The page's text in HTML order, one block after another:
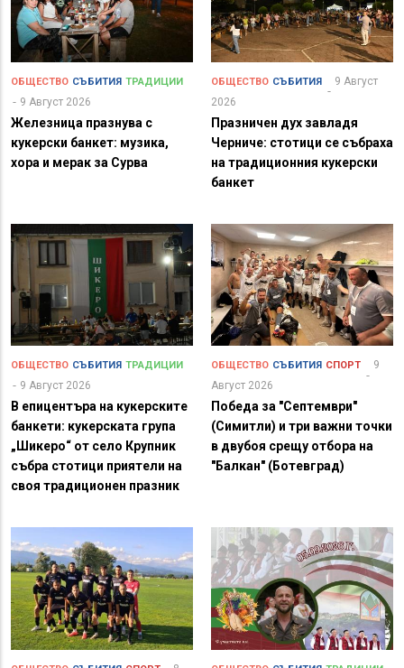
ОБЩЕСТВО СЪБИТИЯ ТРАДИЦИИ
9 Август 2026
Железница празнува с
кукерски банкет: музика,
хора и мерак за Сурва
ОБЩЕСТВО СЪБИТИЯ
9 Август
2026
Празничен дух завладя
Черниче: стотици се събраха
на традиционния кукерски
банкет
ОБЩЕСТВО СЪБИТИЯ ТРАДИЦИИ
9 Август 2026
В епицентъра на кукерските
банкети: кукерската група
„Шикеро“ от село Крупник
събра стотици приятели на
своя традиционен празник
ОБЩЕСТВО СЪБИТИЯ СПОРТ
9
Август 2026
Победа за "Септември"
(Симитли) и три важни точки
в двубоя срещу отбора на
"Балкан" (Ботевград)